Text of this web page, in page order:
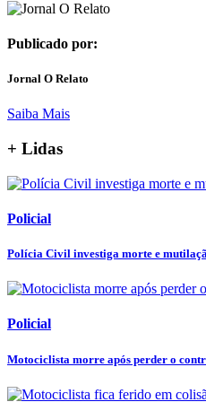
Publicado por:
Jornal O Relato
Saiba Mais
+ Lidas
Policial
Polícia Civil investiga morte e
Policial
Motociclista morre após perder o